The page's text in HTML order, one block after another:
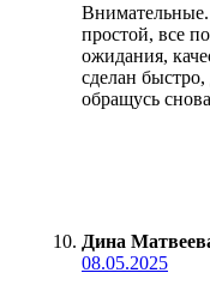
Внимательные.
простой, все
ожидания,
сделан
обращусь
Дина
08.05.2025